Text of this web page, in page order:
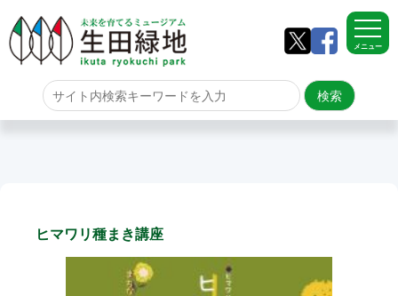
メニュー
ホーム
生田緑地について
ヒマワリ種まき講座